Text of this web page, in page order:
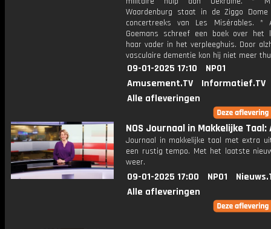
Waardenburg staat in de Ziggo
concertreeks van Les Misérables. *
Goemans schreef een boek over het
haar vader in het verpleeghuis. Door
vasculaire dementie kon hij niet meer
09-01-2025 17:10
NPO1
Amusement.TV
Informatief.TV
Alle afleveringen
NOS Journaal in Makkelijke Taal:
Journaal in makkelijke taal met extra
een rustig tempo. Met het laatste
weer.
09-01-2025 17:00 NPO1
Alle afleveringen